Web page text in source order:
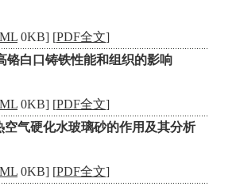
0KB] [PDF全文]
铬白口铸铁性能和组织的影响
0KB] [PDF全文]
空气硬化水玻璃砂的作用及其分析
0KB] [PDF全文]